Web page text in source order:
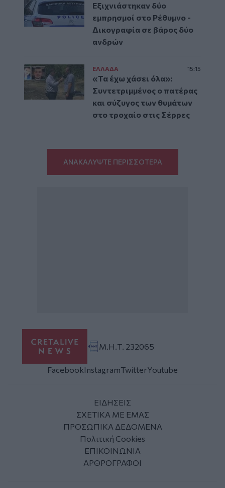
Εξιχνιάστηκαν δύο
εμπρησμοί στο Ρέθυμνο -
Δικογραφία σε βάρος δύο
ανδρών
ΕΛΛAΔΑ 15:15
«Τα έχω χάσει όλα»:
Συντετριμμένος ο πατέρας
και σύζυγος των θυμάτων
στο τροχαίο στις Σέρρες
ΑΝΑΚΑΛΥΨΤΕ ΠΕΡΙΣΣΟΤΕΡΑ
Μ.Η.Τ. 232065
FacebookInstagramTwitterYoutube
ΕΙΔΗΣΕΙΣ
ΣΧΕΤΙΚΑ ΜΕ ΕΜΑΣ
ΠΡΟΣΩΠΙΚΑ ΔΕΔΟΜΕΝΑ
Πολιτική Cookies
ΕΠΙΚΟΙΝΩΝΙΑ
ΑΡΘΡΟΓΡΑΦΟΙ